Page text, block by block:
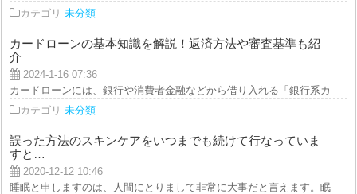
カテゴリ 未分類
カードローンの基本知識を解説！返済方法や審査基準も紹
介
2024-1-16 07:36
カードローンには、銀行や消費者金融などから借り入れる「銀行系カード
カテゴリ 未分類
誤った方法のスキンケアをいつまでも続けて行なっていま
すと…
2020-12-12 10:46
睡眠と申しますのは、人間にとりまして非常に大事だと言えます。眠ると